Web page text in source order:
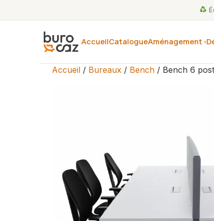
AccueilCatalogueAménagement
Accueil / Bureaux / Bench / Bench 6